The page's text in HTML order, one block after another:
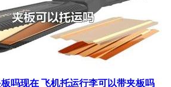
吗现在 飞机托运行李可以带夹板吗